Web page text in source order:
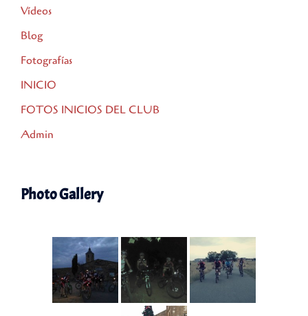
Vídeos
Blog
Fotografías
INICIO
FOTOS INICIOS DEL CLUB
Admin
Photo Gallery